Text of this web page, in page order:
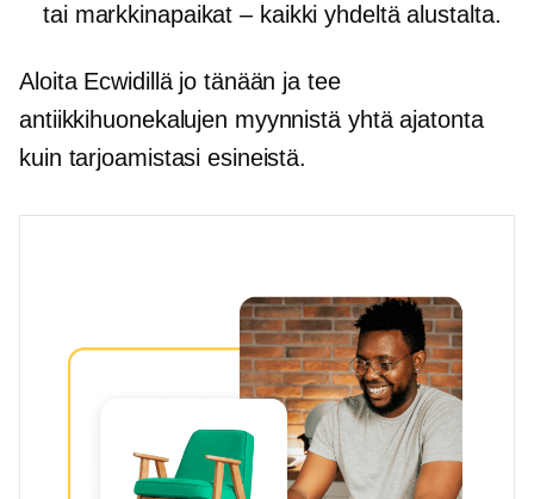
tai markkinapaikat – kaikki yhdeltä alustalta.
Aloita Ecwidillä jo tänään ja tee
antiikkihuonekalujen myynnistä yhtä ajatonta
kuin tarjoamistasi esineistä.